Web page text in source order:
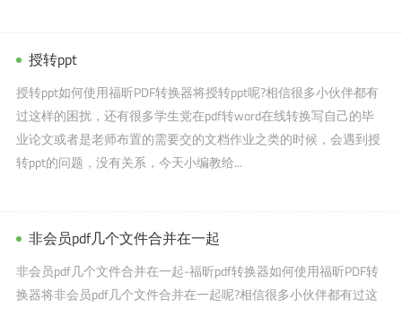
授转ppt
授转ppt如何使用福昕PDF转换器将授转ppt呢?相信很多小伙伴都有
过这样的困扰，还有很多学生党在pdf转word在线转换写自己的毕
业论文或者是老师布置的需要交的文档作业之类的时候，会遇到授
转ppt的问题，没有关系，今天小编教给...
非会员pdf几个文件合并在一起
非会员pdf几个文件合并在一起-福昕pdf转换器如何使用福昕PDF转
换器将非会员pdf几个文件合并在一起呢?相信很多小伙伴都有过这